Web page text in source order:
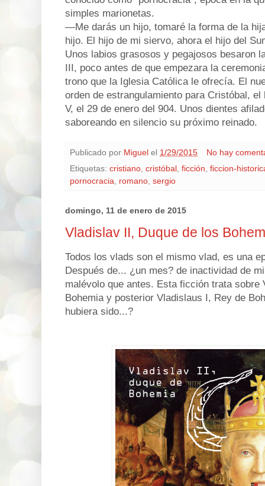
simples marionetas.
—Me darás un hijo, tomaré la forma de la
hijo. El hijo de mi siervo, ahora el hijo del
Unos labios grasosos y pegajosos besaron
III, poco antes de que empezara la
trono que la Iglesia Católica le ofrecía. El
orden de estrangulamiento para Cristóbal, el
V, el 29 de enero del 904. Unos dientes
saboreando en silencio su próximo reinado.
Publicado por Miguel el 1/29/2015
No hay
Etiquetas: cristiano cristóbal ficción ficcion-
pornocracia
romano sergio
domingo, 11 de enero de 2015
Vladislav II, Duque de los
Todos los vlads son el mismo vlad, es una
Después de... ¿un mes? de inactividad de
malévolo que antes. Esta ficción trata sobre
Bohemia y posterior Vladislaus I, Rey de
hubiera sido...?